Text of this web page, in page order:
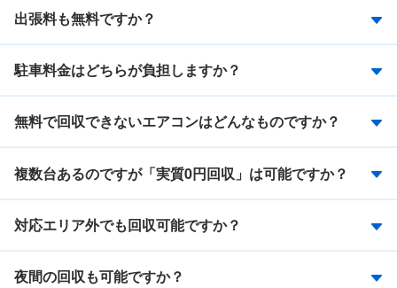
出張料も無料ですか？
駐車料金はどちらが負担しますか？
無料で回収できないエアコンはどんなものですか？
複数台あるのですが「実質0円回収」は可能ですか？
対応エリア外でも回収可能ですか？
夜間の回収も可能ですか？